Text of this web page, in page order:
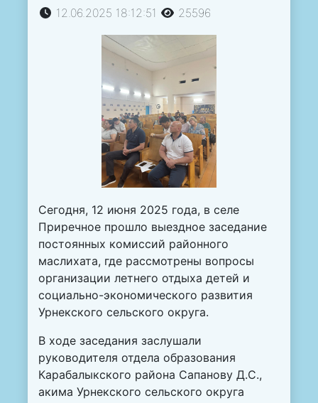
12.06.2025 18:12:51 25596
Сегодня, 12 июня 2025 года, в селе
Приречное прошло выездное заседание
постоянных комиссий районного
маслихата, где рассмотрены вопросы
организации летнего отдыха детей и
социально-экономического развития
Урнекского сельского округа.
В ходе заседания заслушали
руководителя отдела образования
Карабалыкского района Сапанову Д.С.,
акима Урнекского сельского округа